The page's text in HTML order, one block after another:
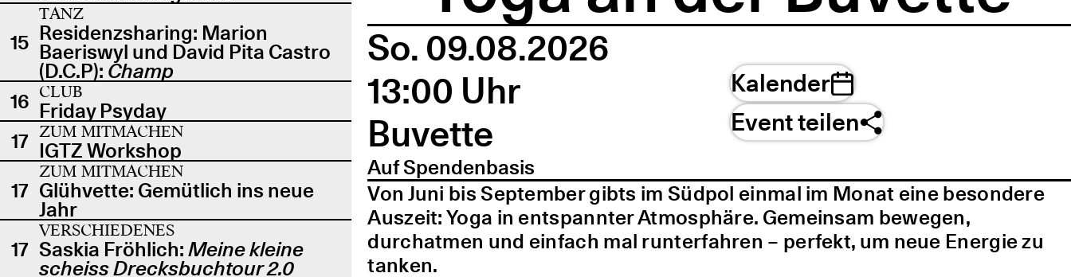
15
TANZ
Residenzsharing: Marion
Baeriswyl und David Pita Castro
(D.C.P): Champ
16 CLUB
Friday Psyday
17 ZUM MITMACHEN
IGTZ Workshop
17
ZUM MITMACHEN
Glühvette: Gemütlich ins neue
Jahr
17
VERSCHIEDENES
Saskia Fröhlich: Meine kleine
scheiss Drecksbuchtour 2.0
So. 09.08.2026
13:00 Uhr
Buvette
Auf Spendenbasis
Kalender
Event teilen
Von Juni bis September gibts im Südpol einmal im Monat eine besondere
Auszeit: Yoga in entspannter Atmosphäre. Gemeinsam bewegen,
durchatmen und einfach mal runterfahren – perfekt, um neue Energie zu
tanken.